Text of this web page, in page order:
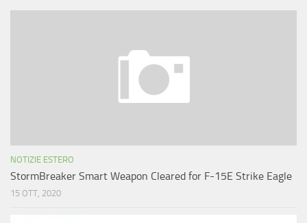
NOTIZIE ESTERO
StormBreaker Smart Weapon Cleared for F-15E Strike Eagle
15 OTT, 2020